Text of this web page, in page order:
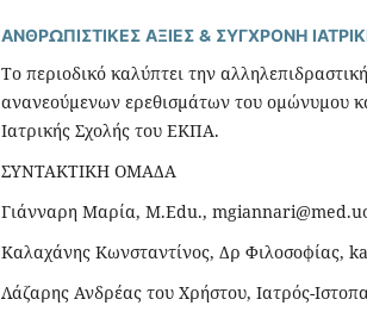
ΑΝΘΡΩΠΙΣΤΙΚΕΣ ΑΞΙΕΣ & ΣΥΓΧΡΟΝΗ
Το περιοδικό καλύπτει την
ανανεούμενων ερεθισμάτων του ομώνυμου
Ιατρικής Σχολής του ΕΚΠΑ.
ΣΥΝΤΑΚΤΙΚΗ ΟΜΑΔΑ
Γιάνναρη Μαρία, Μ.Εdu.,
Kαλαχάνης Κωνσταντίνος, Δρ Φιλοσοφίας,
Λάζαρης Ανδρέας του Χρήστου, Ιατρός-